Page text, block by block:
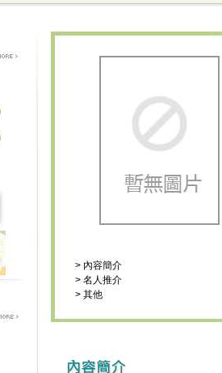
> 內容簡介
> 名人推介
> 其他